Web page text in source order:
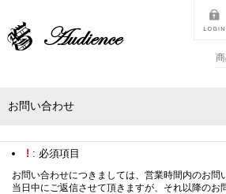
お問い合わせ
! : 必須項目
お問い合わせにつきましては、営業時間内のお問
当日中にご返信させて頂きますが、それ以降のお